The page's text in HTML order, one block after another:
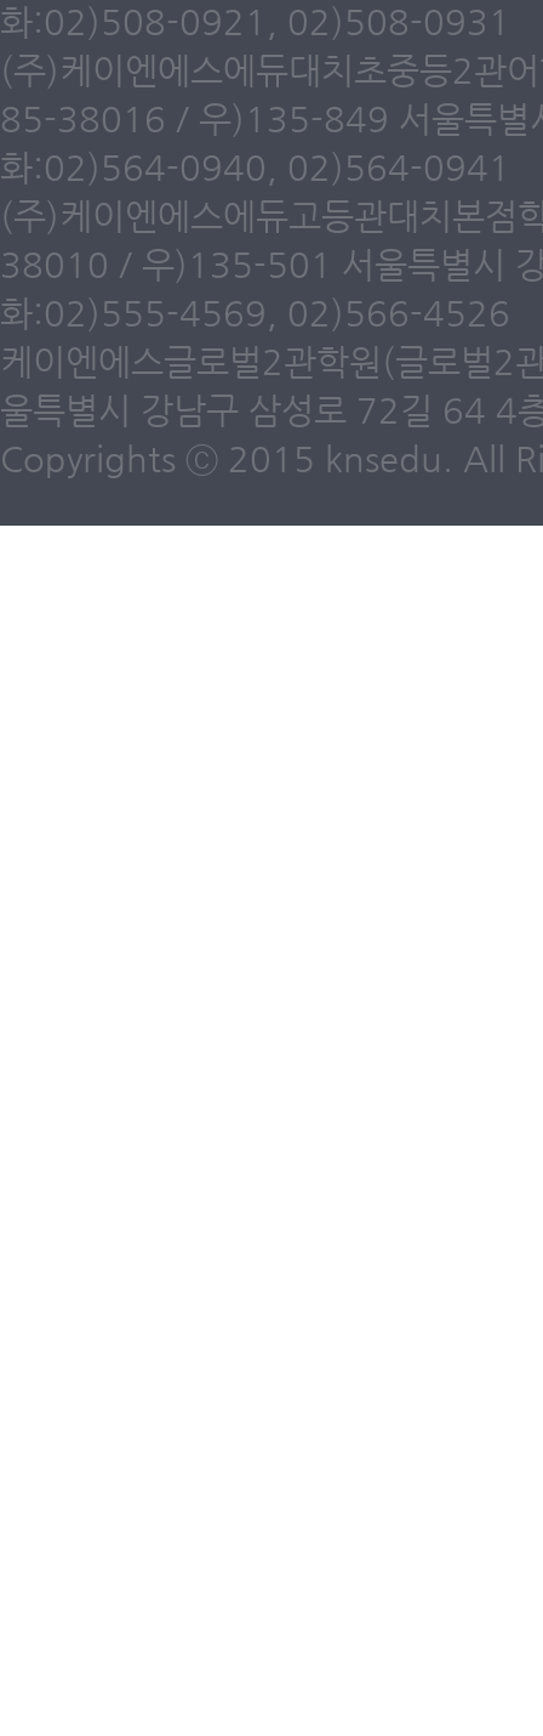
화:02)508-0921, 02)508-0931
(주)케이엔에스에듀대치초중등2관
85-38016 / 우)135-849 서울특별
화:02)564-0940, 02)564-0941
(주)케이엔에스에듀고등관대치본
38010 / 우)135-501 서울특별시
화:02)555-4569, 02)566-4526
케이엔에스글로벌2관학원(글로벌
울특별시 강남구 삼성로 72길 64
Copyrights ⓒ 2015 knsedu. All